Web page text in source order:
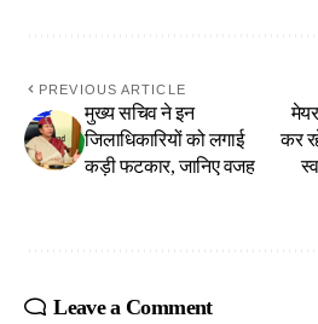
PREVIOUS ARTICLE
मुख्य सचिव ने इन
जिलाधिकारियों को लगाई
कड़ी फटकार, जानिए वजह
कर
Leave a Comment